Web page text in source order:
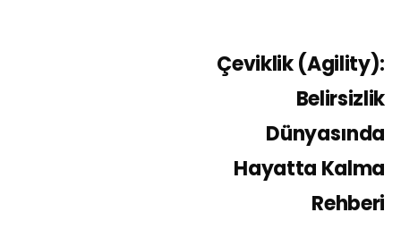
Çeviklik (Agility):
Belirsizlik
Dünyasında
Hayatta Kalma
Rehberi